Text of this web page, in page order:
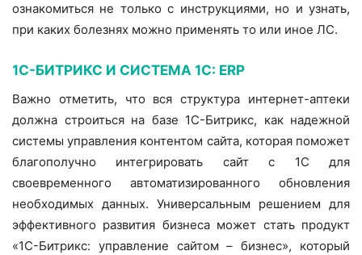
ознакомиться не только с инструкциями, но и узнать,
при каких болезнях можно применять то или иное ЛС.
1С-БИТРИКС И СИСТЕМА 1С: ERP
Важно отметить, что вся структура интернет-аптеки
должна строиться на базе 1С-Битрикс, как надежной
системы управления контентом сайта, которая поможет
благополучно интегрировать сайт с 1С для
своевременного автоматизированного обновления
необходимых данных. Универсальным решением для
эффективного развития бизнеса может стать продукт
«1С-Битрикс: управление сайтом – бизнес», который